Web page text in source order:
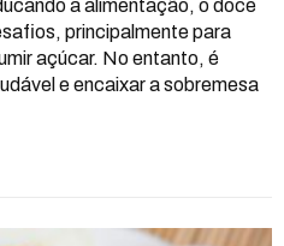
a alimentação, o doce
principalmente para
açúcar. No entanto, é
e encaixar a sobremesa